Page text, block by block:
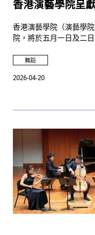
香港演藝學院呈
香港演藝學院（演藝學
院，將於五月一日及二
作品，涵蓋芭蕾舞、中
舞蹈
2026-04-20